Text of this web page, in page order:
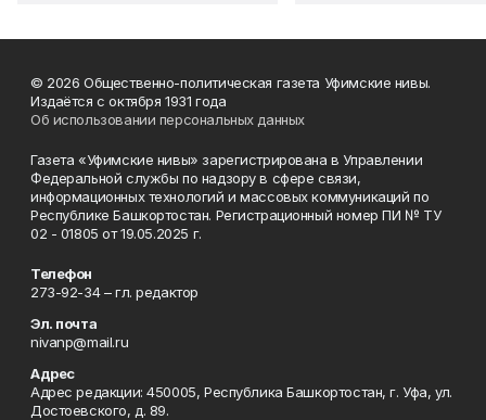
© 2026 Общественно-политическая газета Уфимские нивы.
Издаётся с октября 1931 года
Об использовании персональных данных
Газета «Уфимские нивы» зарегистрирована в Управлении
Федеральной службы по надзору в сфере связи,
информационных технологий и массовых коммуникаций по
Республике Башкортостан. Регистрационный номер ПИ № ТУ
02 - 01805 от 19.05.2025 г.
Телефон
273-92-34 – гл. редактор
Эл. почта
nivanp@mail.ru
Адрес
Адрес редакции: 450005, Республика Башкортостан, г. Уфа, ул.
Достоевского, д. 89.